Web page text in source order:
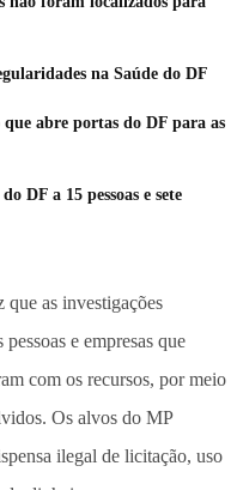
na Saúde do DF
que abre portas do DF para as
DF a 15 pessoas e sete
as investigações
e empresas que
com os recursos, por meio
Os alvos do MP
ilegal de licitação, uso